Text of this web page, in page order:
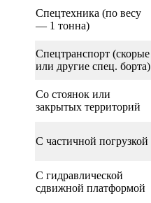
Спецтехника (по весу
— 1 тонна)
Спецтранспорт (скорые
или другие спец. борта)
Со стоянок или
закрытых территорий
С частичной погрузкой
С гидравлической
сдвижной платформой